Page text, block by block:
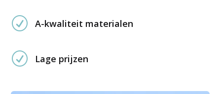
R A-kwaliteit materialen
R Lage prijzen